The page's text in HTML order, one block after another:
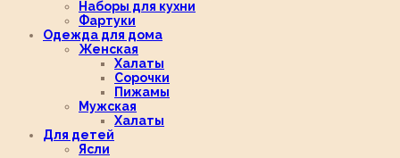
Наборы для кухни
Фартуки
Одежда для дома
Женская
Халаты
Сорочки
Пижамы
Мужская
Халаты
Для детей
Ясли